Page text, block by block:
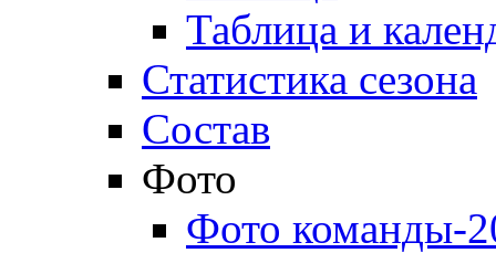
Таблица и
Статистика сезона
Состав
Фото
Фото команды-